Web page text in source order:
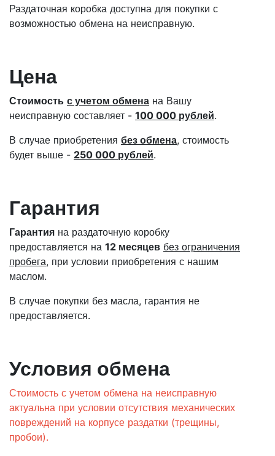
Раздаточная коробка доступна для покупки с
возможностью обмена на неисправную.
Цена
Стоимость с учетом обмена на Вашу
неисправную составляет - 100 000 рублей.
В случае приобретения без обмена, стоимость
будет выше - 250 000 рублей.
Гарантия
Гарантия на раздаточную коробку
предоставляется на 12 месяцев без ограничения
пробега, при условии приобретения с нашим
маслом.
В случае покупки без масла, гарантия не
предоставляется.
Условия обмена
Стоимость с учетом обмена на неисправную
актуальна при условии отсутствия механических
повреждений на корпусе раздатки (трещины,
пробои).